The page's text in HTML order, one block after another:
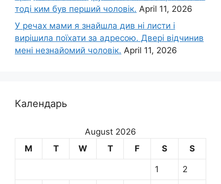
тоді ким був перший чоловік. April 11, 2026
У речах мами я знайшла див ні листи і
вирішила поїхати за адресою. Двері відчинив
мені незнайомий чоловік. April 11, 2026
Календарь
August 2026
M
T W T F S S
1 2